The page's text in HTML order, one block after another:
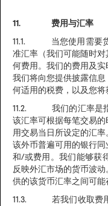
11. 费用与汇率
11.1. 当您使用需要货
准汇率（我们可能随时
何费用。我们的费用及实
我们将向您提供披露信
何适用的税费，以及您将
11.2. 我们的汇率是指
该汇率可根据每笔交易
用交易当日所设定的汇
该外币普遍可用的银行
和/或费用。我们能够获
反映外汇市场的货币波
供的该货币汇率之间可能
11.3. 若我们收取费用